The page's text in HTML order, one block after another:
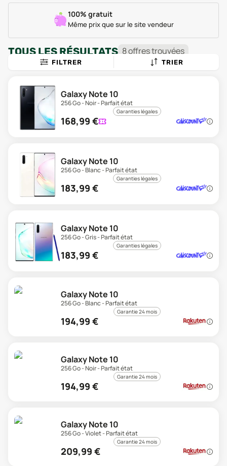
100% gratuit
Même prix que sur le site vendeur
TOUS LES RÉSULTATS 8offrestrouvées
FILTRER TRIER
Galaxy Note 10
256 Go - Noir - Parfait état
Garanties légales
168,99 €
Galaxy Note 10
256 Go - Blanc - Parfait état
Garanties légales
183,99 €
Galaxy Note 10
256 Go - Gris - Parfait état
Garanties légales
183,99 €
Galaxy Note 10
256 Go - Blanc - Parfait état
Garantie 24 mois
194,99 €
Galaxy Note 10
256 Go - Noir - Parfait état
Garantie 24 mois
194,99 €
Galaxy Note 10
256 Go - Violet - Parfait état
Garantie 24 mois
209,99 €